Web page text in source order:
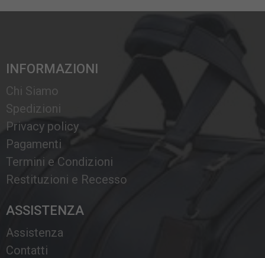
INFORMAZIONI
Chi Siamo
Spedizioni
Privacy policy
Pagamenti
Termini e Condizioni
Restituzioni e Recesso
ASSISTENZA
Assistenza
Contatti